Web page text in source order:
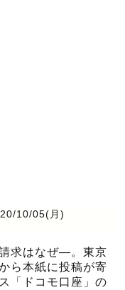
10/05(月)
求はなぜ―。東京
ら本紙に投稿が寄
「ドコモ口座」の